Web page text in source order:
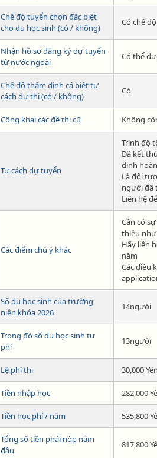
Chế độ tuyển chọn đăc biệt
cho du học sinh (có / không)
Có chế
Nhận hồ sơ đăng ký dự tuyển
từ nước ngoài
Có thể
Chế độ thẩm định cá biệt tư
cách dự thi (có / không)
Có
Công khai các đề thi cũ Không
Tư cách dự tuyển
Trình độ
Đã kết
định
Là đối
người đã
Liên hệ
Các điểm chú ý khác
Cần có
thiệu
Hãy liên
năm
Các điều
Số du học sinh của trường
niên khóa 2026
14người
Trong đó số du học sinh tư
phí
13người
Lệ phí thi 30,000 Yên
Tiền nhập học 282,000
Tiền học phí / năm 535,800
Tổng số tiền phải nộp năm
đầu
817,800